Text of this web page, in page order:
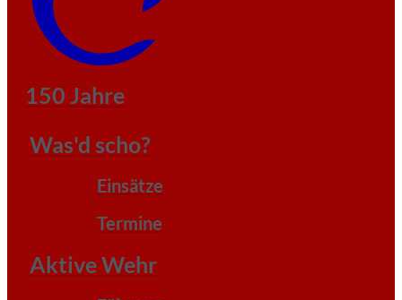
150 Jahre
Was'd scho?
Einsätze
Termine
Aktive Wehr